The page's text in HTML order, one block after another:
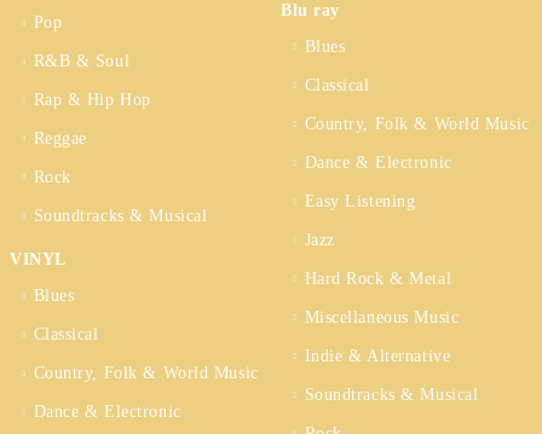
Pop
R&B & Soul
Rap & Hip Hop
Reggae
Rock
Soundtracks & Musical
VINYL
Blues
Classical
Country, Folk & World Music
Dance & Electronic
Blu ray
Blues
Classical
Country, Folk & World Music
Dance & Electronic
Easy Listening
Jazz
Hard Rock & Metal
Miscellaneous Music
Indie & Alternative
Soundtracks & Musical